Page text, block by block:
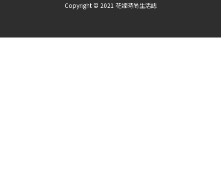
Copyright © 2021 花嫁時尚生活誌